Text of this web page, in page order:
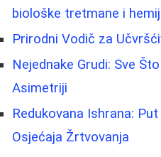
biološke tretmane i
Prirodni Vodič za
Nejednake Grudi: Sve
Asimetriji
Redukovana Ishrana:
Osjećaja Žrtvovanja